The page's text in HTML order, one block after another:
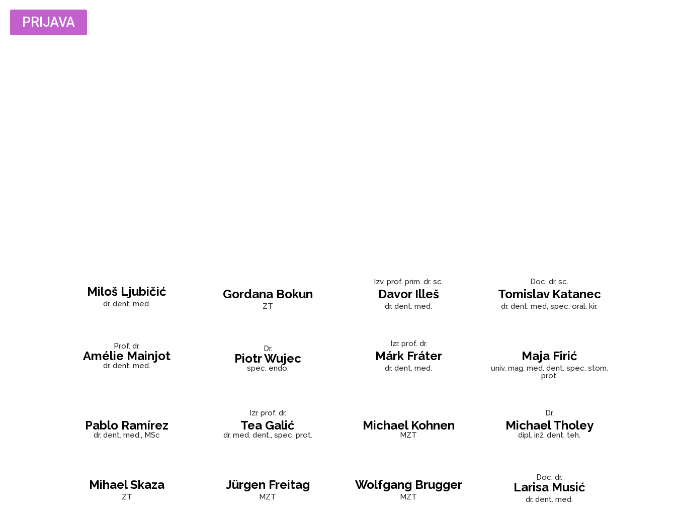
PRIJAVA
Miloš Ljubičić
dr. dent. med.
Gordana Bokun
ZT
Izv. prof. prim. dr. sc.
Davor Illeš
dr. dent. med.
Doc. dr. sc.
Tomislav Katanec
dr. dent. med, spec. oral. kir.
Prof. dr.
Amélie Mainjot
dr. dent. med.
Dr.
Piotr Wujec
spec. endo.
Izr. prof. dr.
Márk Fráter
dr. dent. med.
Maja Firić
univ. mag. med. dent. spec. stom.
prot.
Pablo Ramírez
dr. dent. med., MSc
Izr. prof. dr.
Tea Galić
dr. med. dent., spec. prot.
Michael Kohnen
MZT
Dr.
Michael Tholey
dipl. inž. dent. teh.
Mihael Skaza
ZT
Jürgen Freitag
MZT
Wolfgang Brugger
MZT
Doc. dr.
Larisa Musić
dr. dent. med.